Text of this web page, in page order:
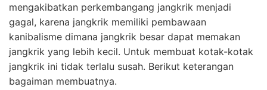
mengakibatkan perkembangang jangkrik menjadi
gagal, karena jangkrik memiliki pembawaan
kanibalisme dimana jangkrik besar dapat memakan
jangkrik yang lebih kecil. Untuk membuat kotak-kotak
jangkrik ini tidak terlalu susah. Berikut keterangan
bagaiman membuatnya.